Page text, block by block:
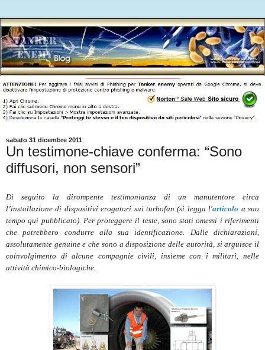
sabato 31 dicembre 2011
Un testimone-chiave conferma: “Sono
diffusori, non sensori”
Di seguito la dirompente testimonianza di un manutentore circa
l’installazione di dispositivi erogatori sui turbofan (si legga l'articolo a suo
tempo qui pubblicato). Per proteggere il teste, sono stati omessi i riferimenti
che potrebbero condurre alla sua identificazione. Dalle dichiarazioni,
assolutamente genuine e che sono a disposizione delle autorità, si arguisce il
coinvolgimento di alcune compagnie civili, insieme con i militari, nelle
attività chimico-biologiche.